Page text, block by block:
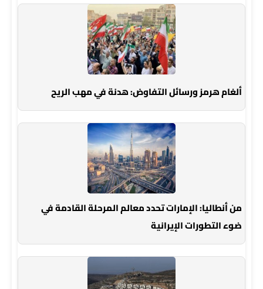
ألغام هرمز ورسائل التفاوض: هدنة في مهب الريح
من أنطاليا: الإمارات تحدد معالم المرحلة القادمة في
ضوء التطورات الإيرانية